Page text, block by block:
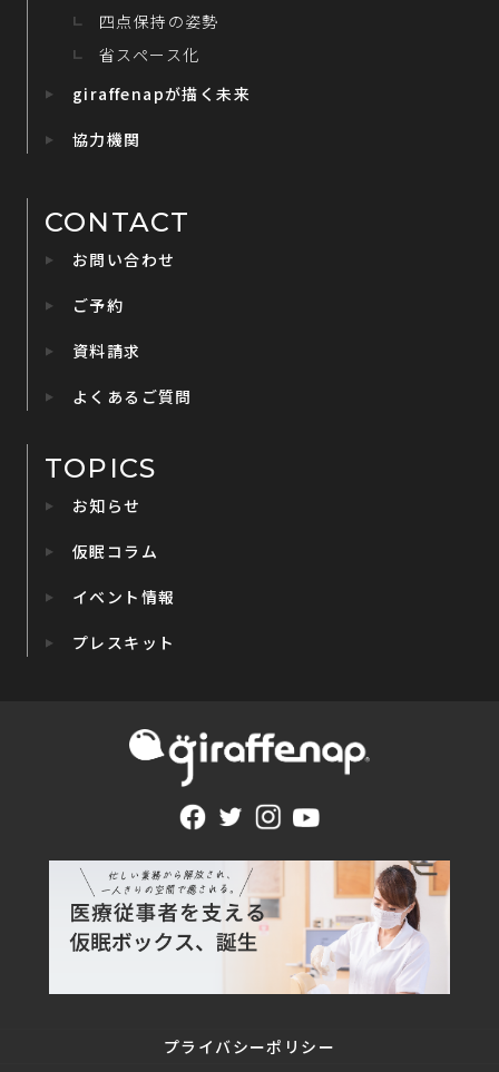
四点保持の姿勢
省スペース化
giraffenapが描く未来
協力機関
CONTACT
お問い合わせ
ご予約
資料請求
よくあるご質問
TOPICS
お知らせ
仮眠コラム
イベント情報
プレスキット
プライバシーポリシー